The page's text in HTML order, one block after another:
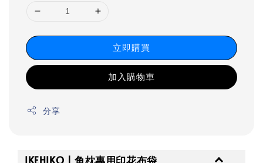
立即購買
加入購物車
分享
IKEHIKO | 角枕專用印花布袋